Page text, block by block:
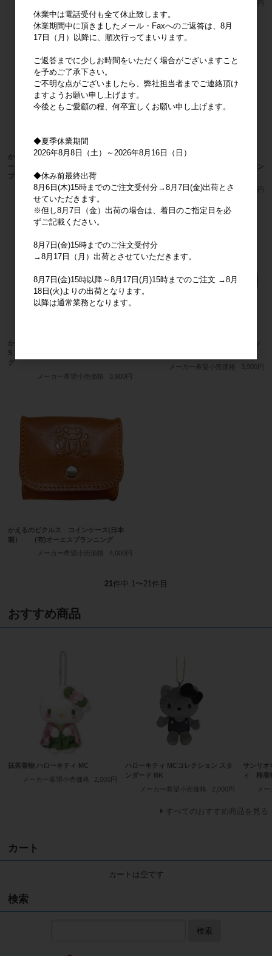
2,900円
かえるのピクルス リール付キーホルダ
ーハート アイボリー (有)オーエス
プランニング
メーカー希望小売価格
2,900円
かえるのピクルス 刺繍ポロシャツ
M ホワイト (有)オーエスプランニン
メーカー希望小売価格
3,900円
かえるのピクルス 刺繍ポロシャツ
S ホワイト (有)オーエスプランニン
グ
メーカー希望小売価格
3,900円
かえるのピクルス ペンケース ブラッ
メーカー希望小売価格
3,900円
かえるのピクルス コインケース(日本
製） (有)オーエスプランニング
メーカー希望小売価格
4,000円
21件中 1〜21件目
おすすめ商品
抹茶着物 ハローキティ MC
メーカー希望小売価格
2,000円
ハローキティ MCコレクション スタ
ンダード BK
メーカー希望小売価格
2,000円
サンリオ
ィ 桜着
メ
すべてのおすすめ商品を見る
カート
カートは空です
検索
検索
休業中は電話受付も全て休止致します。
休業期間中に頂きましたメール・Faxへのご返答は、8月
17日（月）以降に、順次行ってまいります。
ご返答までに少しお時間をいただく場合がございますこと
を予めご了承下さい。
ご不明な点がございましたら、弊社担当者までご連絡頂け
ますようお願い申し上げます。
今後ともご愛顧の程、何卒宜しくお願い申し上げます。
◆夏季休業期間
2026年8月8日（土）～2026年8月16日（日）
◆休み前最終出荷
8月6日(木)15時までのご注文受付分→8月7日(金)出荷とさ
せていただきます。
※但し8月7日（金）出荷の場合は、着日のご指定日を必
ずご記載ください。
8月7日(金)15時までのご注文受付分
→8月17日（月）出荷とさせていただきます。
8月7日(金)15時以降～8月17日(月)15時までのご注文 →8月
18日(火)よりの出荷となります。
以降は通常業務となります。